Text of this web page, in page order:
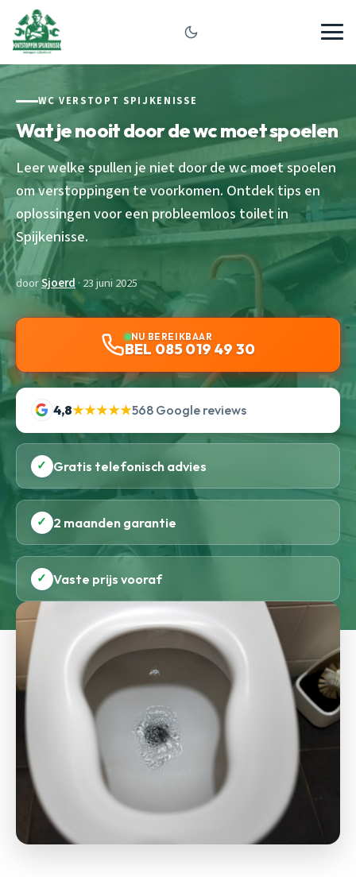
WC VERSTOPT SPIJKENISSE
Wat je nooit door de wc moet spoelen
Leer welke spullen je niet door de wc moet spoelen
om verstoppingen te voorkomen. Ontdek tips en
oplossingen voor een probleemloos toilet in
Spijkenisse.
doorSjoerd· 23 juni 2025
NU BEREIKBAAR
BEL 085 019 49 30
4,8★★★★★568 Google reviews
✓ Gratis telefonisch advies
✓ 2 maanden garantie
✓ Vaste prijs vooraf